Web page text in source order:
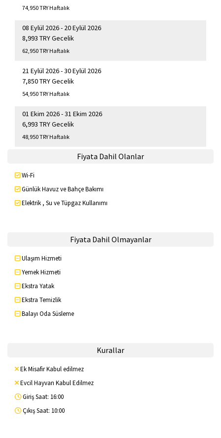
74,950 TRY Haftalık
08 Eylül 2026 - 20 Eylül 2026
8,993 TRY Gecelik
62,950 TRY Haftalık
21 Eylül 2026 - 30 Eylül 2026
7,850 TRY Gecelik
54,950 TRY Haftalık
01 Ekim 2026 - 31 Ekim 2026
6,993 TRY Gecelik
48,950 TRY Haftalık
Fiyata Dahil Olanlar
Wi-Fi
Günlük Havuz ve Bahçe Bakımı
Elektrik , Su ve Tüpgaz Kullanımı
Fiyata Dahil Olmayanlar
Ulaşım Hizmeti
Yemek Hizmeti
Ekstra Yatak
Ekstra Temizlik
Balayı Oda Süsleme
Kurallar
Ek Misafir Kabul edilmez
Evcil Hayvan Kabul Edilmez
Giriş Saat: 16:00
Çıkış Saat: 10:00